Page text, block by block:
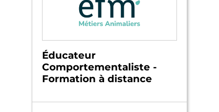
Éducateur
Comportementaliste -
Formation à distance